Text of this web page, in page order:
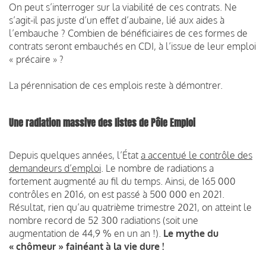
On peut s’interroger sur la viabilité de ces contrats. Ne
s’agit-il pas juste d’un effet d’aubaine, lié aux aides à
l’embauche ? Combien de bénéficiaires de ces formes de
contrats seront embauchés en CDI, à l’issue de leur emploi
« précaire » ?
La pérennisation de ces emplois reste à démontrer.
Une radiation massive des listes de Pôle Emploi
Depuis quelques années, l’État a accentué le contrôle des
demandeurs d’emploi . Le nombre de radiations a
fortement augmenté au fil du temps. Ainsi, de 165 000
contrôles en 2016, on est passé à 500 000 en 2021.
Résultat, rien qu’au quatrième trimestre 2021, on atteint le
nombre record de 52 300 radiations (soit une
augmentation de 44,9 % en un an !). Le mythe du
« chômeur » fainéant à la vie dure !